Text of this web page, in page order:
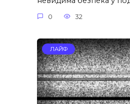
0 32
ЛАЙФ